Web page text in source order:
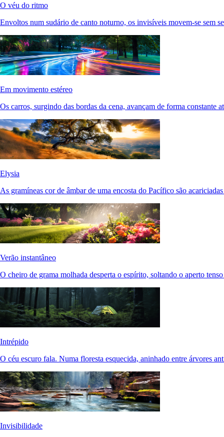
O véu do ritmo
Envoltos num sudário de canto noturno, os invisíveis movem-se sem
Em movimento estéreo
Os carros, surgindo das bordas da cena, avançam de forma constante
Elysia
As gramíneas cor de âmbar de uma encosta do Pacífico são
Verão instantâneo
O cheiro de grama molhada desperta o espírito, soltando o aperto
Intrépido
O céu escuro fala. Numa floresta esquecida, aninhado entre árvores
Invisibilidade